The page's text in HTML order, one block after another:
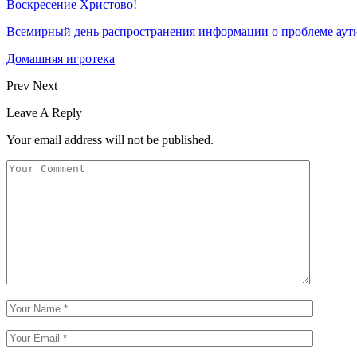
Воскресение Xристово!
Всемирный день распространения информации о проблеме
Домашняя игротека
Prev Next
Leave A Reply
Your email address will not be published.